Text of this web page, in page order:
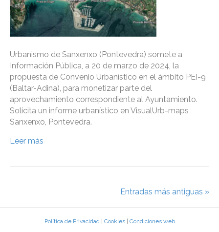
Urbanismo de Sanxenxo (Pontevedra) somete a
Información Pública, a 20 de marzo de 2024, la
propuesta de Convenio Urbanístico en el ámbito PEI-9
(Baltar-Adina), para monetizar parte del
aprovechamiento correspondiente al Ayuntamiento.
Solicita un informe urbanístico en VisualUrb-maps
Sanxenxo, Pontevedra.
Leer más
Entradas más antiguas »
Política de Privacidad| Cookies| Condiciones web